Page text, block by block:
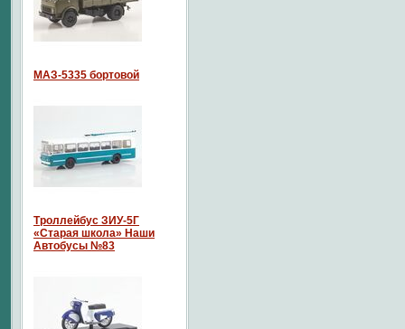
МАЗ-5335 бортовой
Троллейбус ЗИУ-5Г
«Старая школа» Наши
Автобусы №83